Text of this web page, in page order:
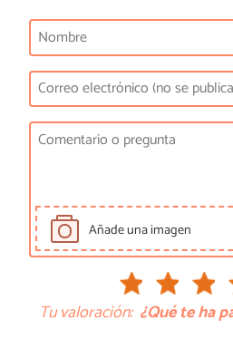
Añade una imagen
Tu valoración: ¿Qué te ha